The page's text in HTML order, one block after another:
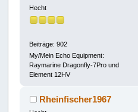
Hecht
Beiträge: 902
My/Mein Echo Equipment:
Raymarine Dragonfly-7Pro und
Element 12HV
Rheinfischer1967